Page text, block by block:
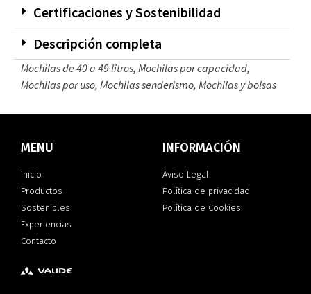
Certificaciones y Sostenibilidad
Descripción completa
Mochilas de 40 a 49 litros, Mochilas por capacidad,
Mochilas por uso, Mochilas senderismo, Mochilas y bolsas
MENU
Inicio
Productos
Sostenibles
Experiencias
Contacto
INFORMACIÓN
Aviso Legal
Política de privacidad
Política de Cookies